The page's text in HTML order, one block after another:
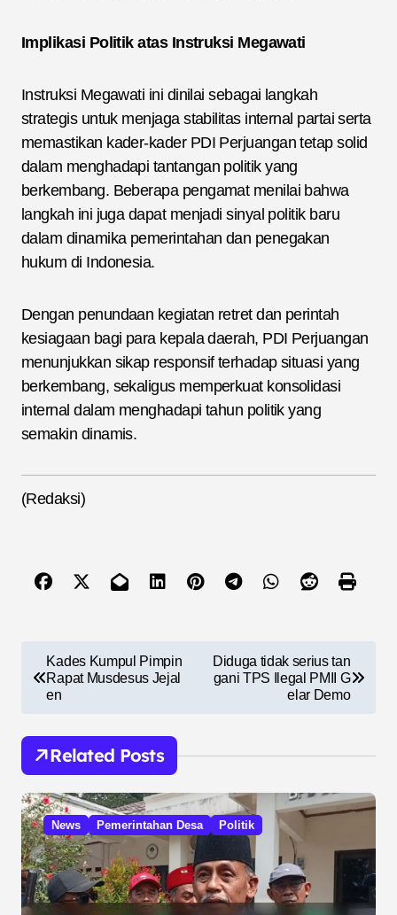
Implikasi Politik atas Instruksi Megawati
Instruksi Megawati ini dinilai sebagai langkah
strategis untuk menjaga stabilitas internal partai serta
memastikan kader-kader PDI Perjuangan tetap solid
dalam menghadapi tantangan politik yang
berkembang. Beberapa pengamat menilai bahwa
langkah ini juga dapat menjadi sinyal politik baru
dalam dinamika pemerintahan dan penegakan
hukum di Indonesia.
Dengan penundaan kegiatan retret dan perintah
kesiagaan bagi para kepala daerah, PDI Perjuangan
menunjukkan sikap responsif terhadap situasi yang
berkembang, sekaligus memperkuat konsolidasi
internal dalam menghadapi tahun politik yang
semakin dinamis.
(Redaksi)
a
i
g
a
s
i
p
Kades Kumpul Pimpin
Rapat Musdesus Jejal
en
Diduga tidak serius tan
gani TPS Ilegal PMII G
elar Demo
Related Posts
News Pemerintahan Desa Politik